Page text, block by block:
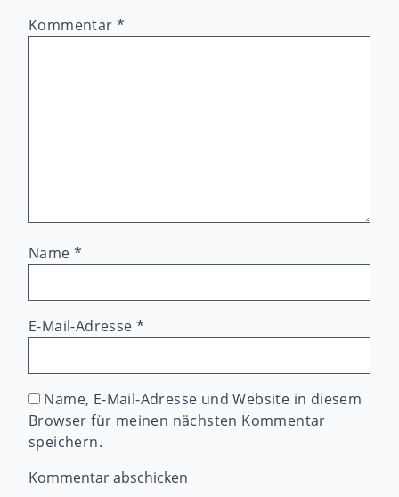
Kommentar*
Name *
E-Mail-Adresse*
Name, E-Mail-Adresse und Website in diesem
Browser für meinen nächsten Kommentar
speichern.